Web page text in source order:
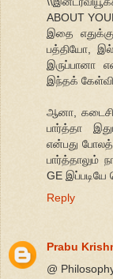
ABOUT
இதை
பத்தியோ,
இருப்பானா
இந்தக்
ஆனா,
பார்த்தா
என்பது
பார்த்தாலும்
GE இப்படியே
Reply
Prabu
@